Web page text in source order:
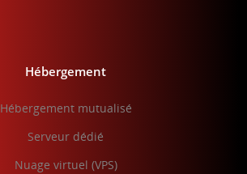
Hébergement
Hébergement mutualisé
Serveur dédié
Nuage virtuel (VPS)